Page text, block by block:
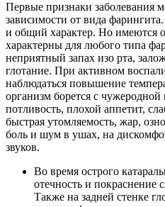
Первые признаки заболевания
зависимости от вида
и общий характер. Но имеются
характерны для любого типа
неприятный запах изо рта,
глотание. При активном
наблюдаться повышение
организм борется с
потливость, плохой аппетит,
быстрая утомляемость, жар,
боль и шум в ушах, на
звуков.
Во время острого
отечность и покраснение
Также на задней стенке